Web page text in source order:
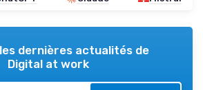
dernières actualités de
Digital at work